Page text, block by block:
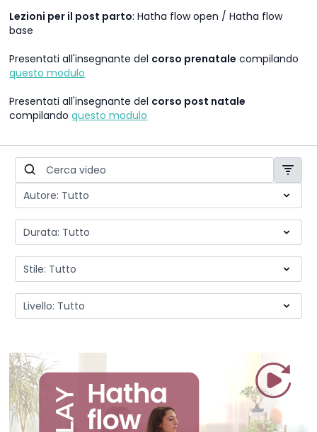
Lezioni per il post parto: Hatha flow open / Hatha flow
base
Presentati all'insegnante del corso prenatale compilando
questo modulo
Presentati all'insegnante del corso post natale
compilandoquesto modulo